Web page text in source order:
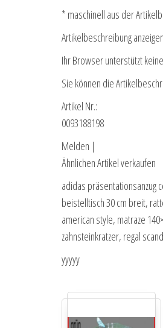
* maschinell aus der
Artikelbeschreibung anzeigen
Ihr Browser unterstützt
Sie können die
Artikel Nr.:
0093188198
Melden |
Ähnlichen Artikel verkaufen
adidas präsentationsanzug
beistelltisch 30 cm breit,
american style, matraze
zahnsteinkratzer, regal
yyyyy